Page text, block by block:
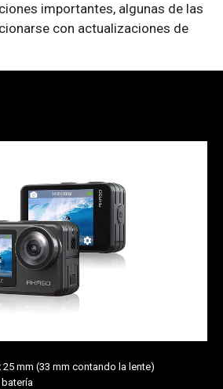
importantes, algunas de las
con actualizaciones de
25 mm (33 mm contando la lente)